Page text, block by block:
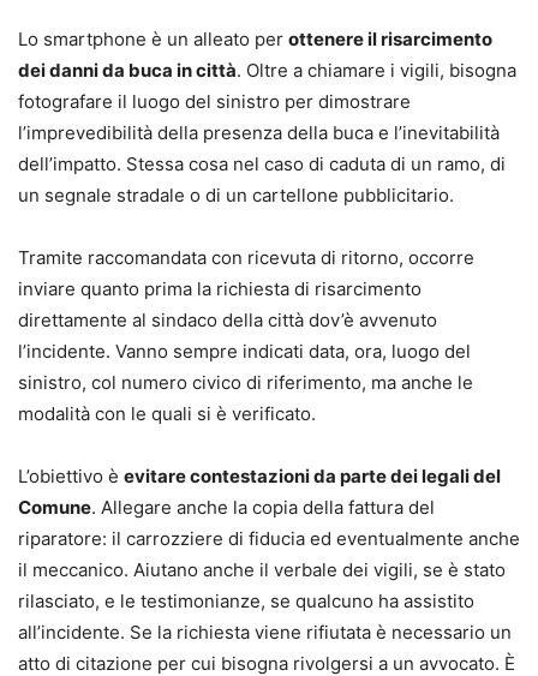
Lo smartphone è un alleato per ottenere il risarcimento
dei danni da buca in città. Oltre a chiamare i vigili, bisogna
fotografare il luogo del sinistro per dimostrare
l’imprevedibilità della presenza della buca e l’inevitabilità
dell’impatto. Stessa cosa nel caso di caduta di un ramo, di
un segnale stradale o di un cartellone pubblicitario.
Tramite raccomandata con ricevuta di ritorno, occorre
inviare quanto prima la richiesta di risarcimento
direttamente al sindaco della città dov’è avvenuto
l’incidente. Vanno sempre indicati data, ora, luogo del
sinistro, col numero civico di riferimento, ma anche le
modalità con le quali si è verificato.
L’obiettivo è evitare contestazioni da parte dei legali del
Comune. Allegare anche la copia della fattura del
riparatore: il carrozziere di fiducia ed eventualmente anche
il meccanico. Aiutano anche il verbale dei vigili, se è stato
rilasciato, e le testimonianze, se qualcuno ha assistito
all’incidente. Se la richiesta viene rifiutata è necessario un
atto di citazione per cui bisogna rivolgersi a un avvocato. È